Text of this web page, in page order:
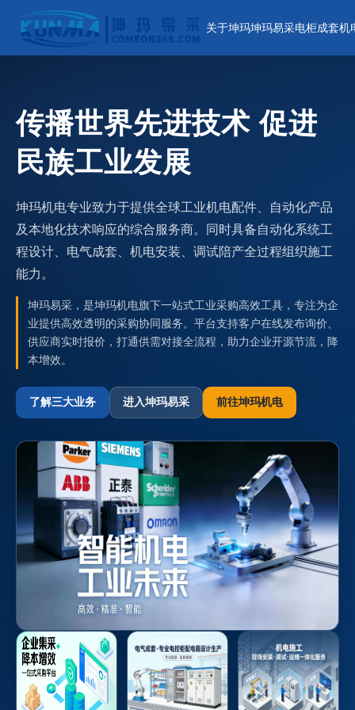
关于坤玛坤玛易采电柜成套机
传播世界先进技术 促进
民族工业发展
坤玛机电专业致力于提供全球工业机电配件、自动化产品
及本地化技术响应的综合服务商。同时具备自动化系统工
程设计、电气成套、机电安装、调试陪产全过程组织施工
能力。
坤玛易采，是坤玛机电旗下一站式工业采购高效工具，专注为企
业提供高效透明的采购协同服务。平台支持客户在线发布询价、
供应商实时报价，打通供需对接全流程，助力企业开源节流，降
本增效。
了解三大业务 进入坤玛易采 前往坤玛机电